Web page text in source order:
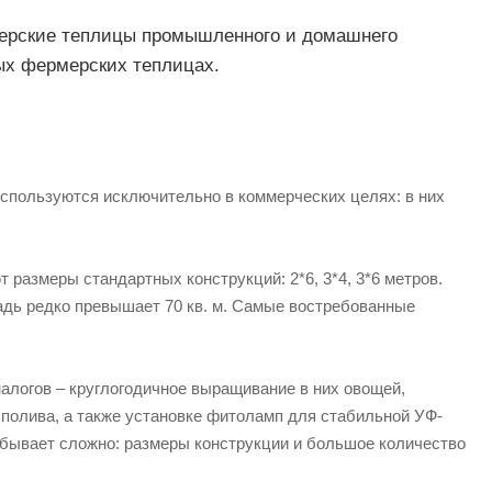
теплицы промышленного и домашнего
фермерских теплицах.
исключительно в коммерческих целях: в них
стандартных конструкций: 2*6, 3*4, 3*6 метров.
редко превышает 70 кв. м. Самые востребованные
– круглогодичное выращивание в них овощей,
а также установке фитоламп для стабильной УФ-
сложно: размеры конструкции и большое количество